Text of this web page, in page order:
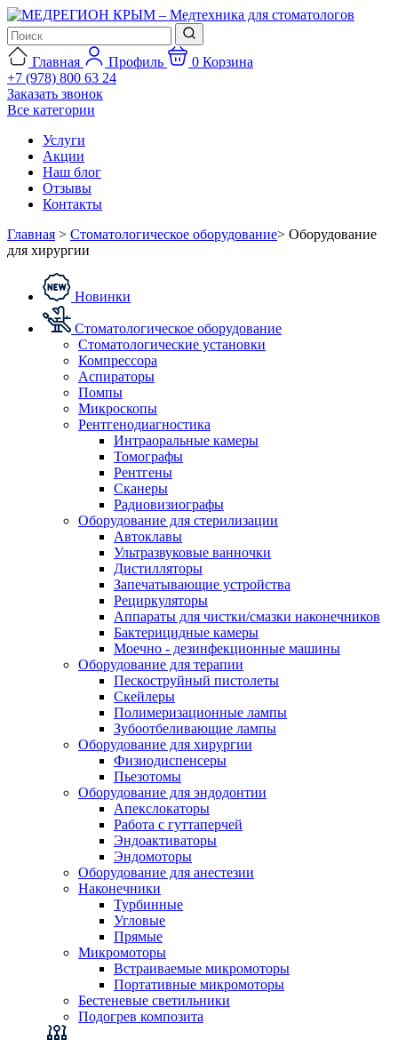
Главная Профиль 0 Корзина
+7 (978) 800 63 24
Заказать звонок
Все категории
Услуги
Акции
Наш блог
Отзывы
Контакты
Главная > Стоматологическое оборудование> Оборудование
для хирургии
Новинки
Стоматологическое оборудование
Стоматологические установки
Компрессора
Аспираторы
Помпы
Микроскопы
Рентгенодиагностика
Интраоральные камеры
Томографы
Рентгены
Сканеры
Радиовизиографы
Оборудование для стерилизации
Автоклавы
Ультразвуковые ванночки
Дистилляторы
Запечатывающие устройства
Рециркуляторы
Аппараты для чистки/смазки наконечников
Бактерицидные камеры
Моечно - дезинфекционные машины
Оборудование для терапии
Пескоструйный пистолеты
Скейлеры
Полимеризационные лампы
Зубоотбеливающие лампы
Оборудование для хирургии
Физиодиспенсеры
Пьезотомы
Оборудование для эндодонтии
Апекслокаторы
Работа с гуттаперчей
Эндоактиваторы
Эндомоторы
Оборудование для анестезии
Наконечники
Турбинные
Угловые
Прямые
Микромоторы
Встраиваемые микромоторы
Портативные микромоторы
Бестеневые светильники
Подогрев композита